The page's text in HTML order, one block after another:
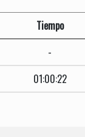
Tiempo
-
01:00:22